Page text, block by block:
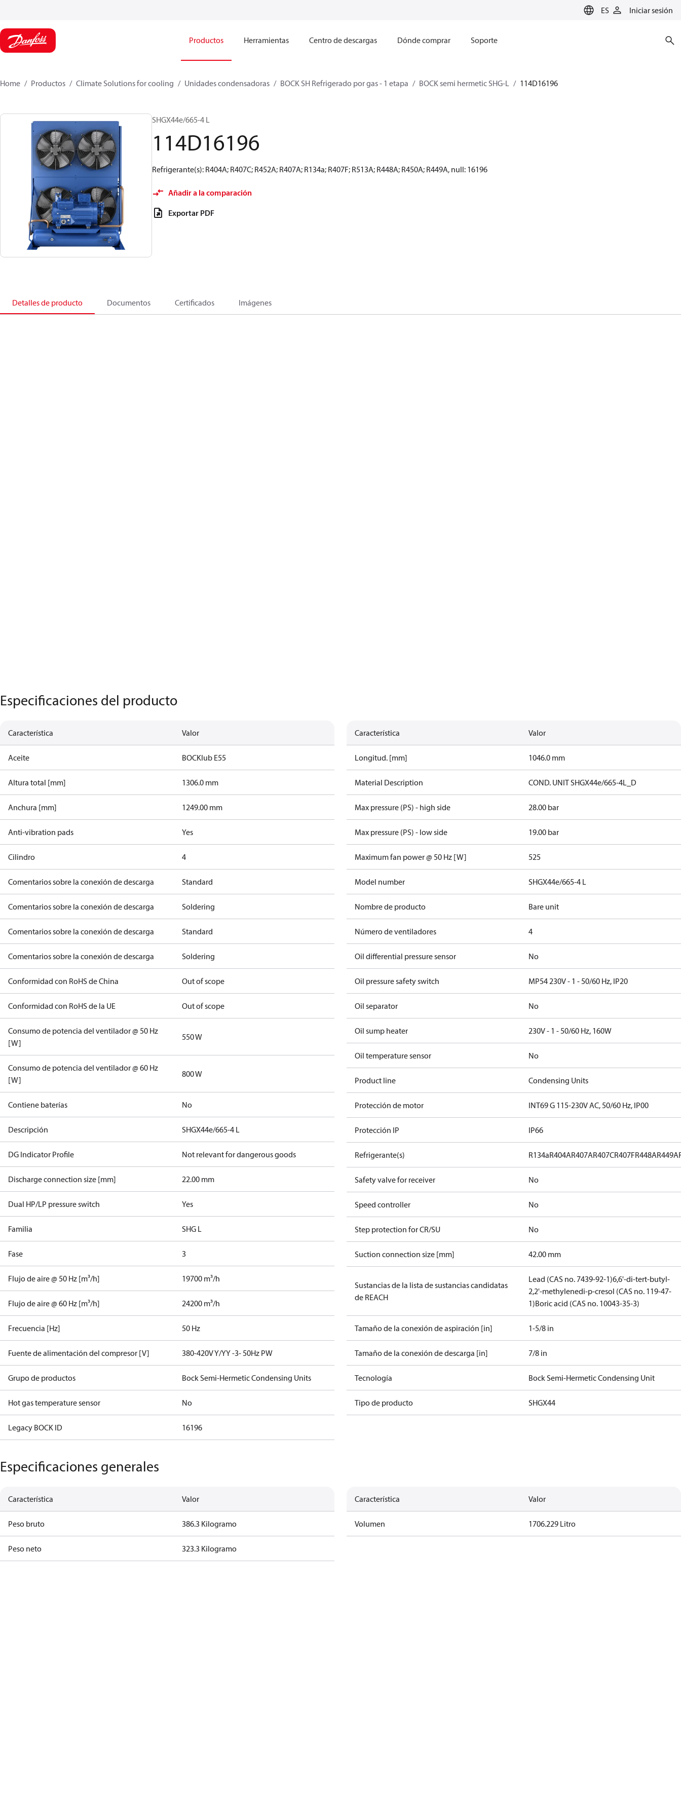
ES Iniciar sesión
Productos Herramientas Centro de descargas Dónde comprar Soporte
Home Productos Climate Solutions for cooling Unidades condensadoras BOCK SH Refrigerado por gas - 1 etapa BOCK semi hermetic SHG-L 114D16196
SHGX44e/665-4 L
114D16196
Refrigerante(s): R404A; R407C; R452A; R407A; R134a; R407F; R513A; R448A; R450A; R449A, null: 16196
Añadir a la comparación
Exportar PDF
Detalles de producto Documentos Certificados Imágenes
Especificaciones del producto
Característica Valor
Aceite BOCKlub E55
Altura total [mm] 1306.0 mm
Anchura [mm] 1249.00 mm
Anti-vibration pads Yes
Cilindro 4
Comentarios sobre la conexión de descarga Standard
Comentarios sobre la conexión de descarga Soldering
Comentarios sobre la conexión de descarga Standard
Comentarios sobre la conexión de descarga Soldering
Conformidad con RoHS de China Out of scope
Conformidad con RoHS de la UE Out of scope
Consumo de potencia del ventilador @ 50 Hz
[W]
550 W
Consumo de potencia del ventilador @ 60 Hz
[W]
800 W
Contiene baterías No
Descripción SHGX44e/665-4 L
DG Indicator Profile Not relevant for dangerous goods
Discharge connection size [mm] 22.00 mm
Dual HP/LP pressure switch Yes
Familia SHG L
Fase 3
Flujo de aire @ 50 Hz [m³/h] 19700 m³/h
Flujo de aire @ 60 Hz [m³/h] 24200 m³/h
Frecuencia [Hz] 50 Hz
Fuente de alimentación del compresor [V] 380-420V Y/YY -3- 50Hz PW
Grupo de productos Bock Semi-Hermetic Condensing Units
Hot gas temperature sensor No
Legacy BOCK ID 16196
Característica Valor
Longitud. [mm] 1046.0 mm
Material Description COND. UNIT SHGX44e/665-4L_D
Max pressure (PS) - high side 28.00 bar
Max pressure (PS) - low side 19.00 bar
Maximum fan power @ 50 Hz [W] 525
Model number SHGX44e/665-4 L
Nombre de producto Bare unit
Número de ventiladores 4
Oil differential pressure sensor No
Oil pressure safety switch MP54 230V - 1 - 50/60 Hz, IP20
Oil separator No
Oil sump heater 230V - 1 - 50/60 Hz, 160W
Oil temperature sensor No
Product line Condensing Units
Protección de motor INT69 G 115-230V AC, 50/60 Hz, IP00
Protección IP IP66
Refrigerante(s) R134aR404AR407AR407CR407FR448AR449A
Safety valve for receiver No
Speed controller No
Step protection for CR/SU No
Suction connection size [mm] 42.00 mm
Sustancias de la lista de sustancias candidatas
de REACH
Lead (CAS no. 7439-92-1)6,6'-di-tert-butyl-
2,2'-methylenedi-p-cresol (CAS no. 119-47-
1)Boric acid (CAS no. 10043-35-3)
Tamaño de la conexión de aspiración [in] 1-5/8 in
Tamaño de la conexión de descarga [in] 7/8 in
Tecnología Bock Semi-Hermetic Condensing Unit
Tipo de producto SHGX44
Especificaciones generales
Característica Valor
Peso bruto 386.3 Kilogramo
Peso neto 323.3 Kilogramo
Característica Valor
Volumen 1706.229 Litro